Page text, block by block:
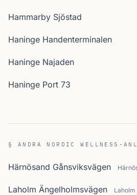
Hammarby Sjöstad
Haninge Handenterminalen
Haninge Najaden
Haninge Port 73
§ ANDRA NORDIC WELLNESS-
Härnösand Gånsviksvägen
Laholm Ängelholmsvägen Laholm